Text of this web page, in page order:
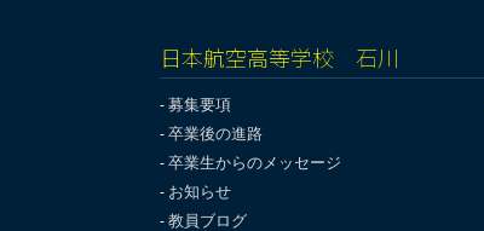
日本航空高等学校 石川
募集要項
卒業後の進路
卒業生からのメッセージ
お知らせ
教員ブログ